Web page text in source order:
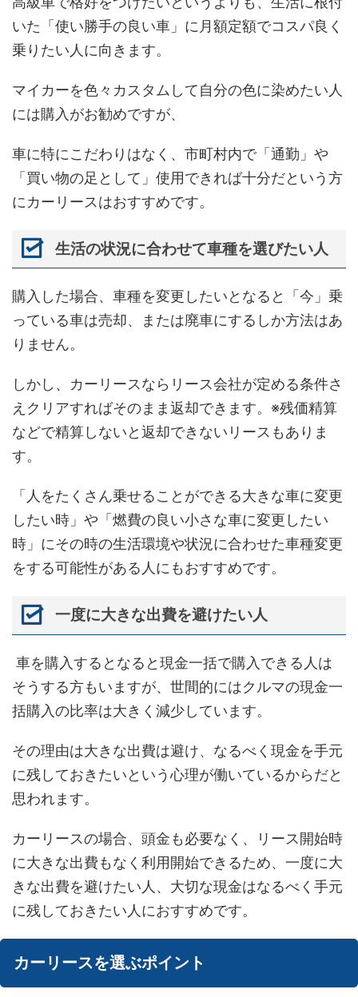
いた「使い勝手の良い車」に月額定額でコスパ良く
乗りたい人に向きます。
マイカーを色々カスタムして自分の色に染めたい人
には購入がお勧めですが、
車に特にこだわりはなく、市町村内で「通勤」や
「買い物の足として」使用できれば十分だという方
にカーリースはおすすめです。
生活の状況に合わせて車種を選びたい人
購入した場合、車種を変更したいとなると「今」乗
っている車は売却、または廃車にするしか方法はあ
りません。
しかし、カーリースならリース会社が定める条件さ
えクリアすればそのまま返却できます。※残価精算
などで精算しないと返却できないリースもありま
す。
「人をたくさん乗せることができる大きな車に変更
したい時」や「燃費の良い小さな車に変更したい
時」にその時の生活環境や状況に合わせた車種変更
をする可能性がある人にもおすすめです。
一度に大きな出費を避けたい人
車を購入するとなると現金一括で購入できる人は
そうする方もいますが、世間的にはクルマの現金一
括購入の比率は大きく減少しています。
その理由は大きな出費は避け、なるべく現金を手元
に残しておきたいという心理が働いているからだと
思われます。
カーリースの場合、頭金も必要なく、リース開始時
に大きな出費もなく利用開始できるため、一度に大
きな出費を避けたい人、大切な現金はなるべく手元
に残しておきたい人におすすめです。
カーリースを選ぶポイント